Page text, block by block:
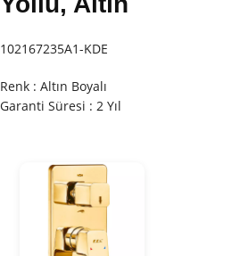
102167235A1-KDE
Renk : Altın Boyalı
Garanti Süresi : 2 Yıl